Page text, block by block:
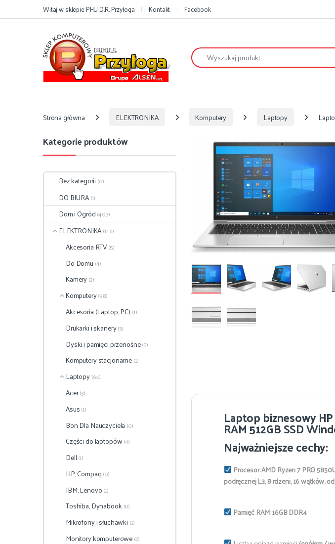
Przejdź do nawigacji
Przejdź do treściWitaj w sklepie PHU D.R. Przyłoga Kontakt Facebook
Szukaj:
Strona główna ELEKTRONIKA Komputery Laptopy
Laptop biznesowy
RAM 512GB SSD
Najważniejsze cechy:
Procesor:AMD Ryzen 7 PRO
podręcznej L3, 8 rdzeni, 16 wątków,
Pamięć RAM: 16GBDDR4
Kategorie produktów
Bez kategorii (0)
DO BIURA(1)
Dom i Ogród(407)
ELEKTRONIKA(116)
Akcesoria RTV(5)
Do Domu (4)
Kamery(2)
Komputery(98)
Akcesoria (Laptop, PC) (1)
Drukarki i skanery(3)
Dyski i pamięci przenośne(5)
Komputery stacjonarne(1)
Laptopy(64)
Acer(3)
Asus(1)
Bon Dla Nauczyciela (0)
Części do laptopów(4)
Dell(1)
HP, Compaq(0)
IBM, Lenovo(1)
Toshiba, Dynabook(0)
Mikrofony i słuchawki (1)
Monitory komputerowe(2)